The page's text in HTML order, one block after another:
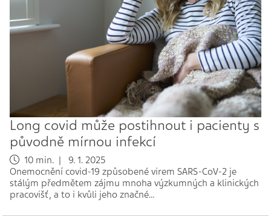
Long covid může postihnout i pacienty s
původně mírnou infekcí
10 min. | 9. 1. 2025
Onemocnění covid-19 způsobené virem SARS-CoV-2 je
stálým předmětem zájmu mnoha výzkumných a klinických
pracovišť, a to i kvůli jeho značné…